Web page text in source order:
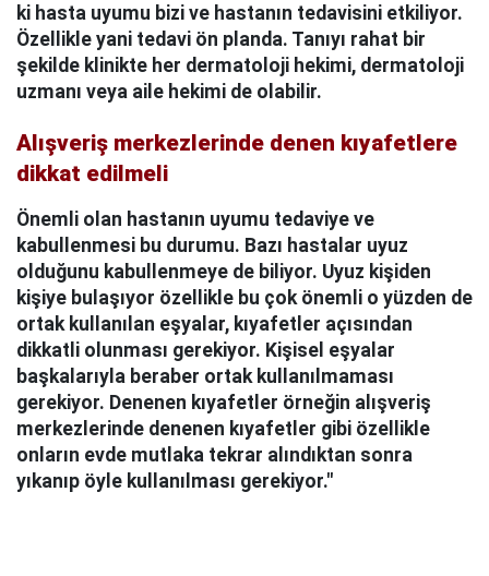
ki hasta uyumu bizi ve hastanın tedavisini etkiliyor.
Özellikle yani tedavi ön planda. Tanıyı rahat bir
şekilde klinikte her dermatoloji hekimi, dermatoloji
uzmanı veya aile hekimi de olabilir.
Alışveriş merkezlerinde denen kıyafetlere
dikkat edilmeli
Önemli olan hastanın uyumu tedaviye ve
kabullenmesi bu durumu. Bazı hastalar uyuz
olduğunu kabullenmeye de biliyor. Uyuz kişiden
kişiye bulaşıyor özellikle bu çok önemli o yüzden de
ortak kullanılan eşyalar, kıyafetler açısından
dikkatli olunması gerekiyor. Kişisel eşyalar
başkalarıyla beraber ortak kullanılmaması
gerekiyor. Denenen kıyafetler örneğin alışveriş
merkezlerinde denenen kıyafetler gibi özellikle
onların evde mutlaka tekrar alındıktan sonra
yıkanıp öyle kullanılması gerekiyor."